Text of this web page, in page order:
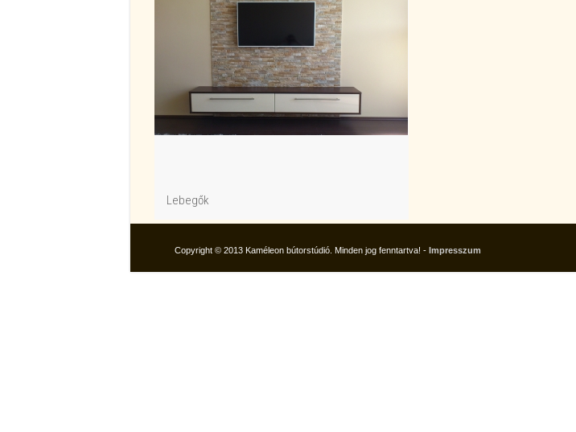
Lebegők
Copyright © 2013 Kaméleon bútorstúdió. Minden jog fenntartva! - Impresszum